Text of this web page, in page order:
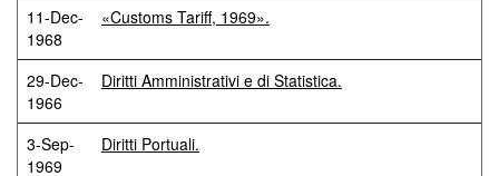
11-Dec-
1968
«Customs Tariff, 1969».
29-Dec-
1966
Diritti Amministrativi e di Statistica.
3-Sep-
1969
Diritti Portuali.